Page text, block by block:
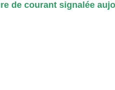
de courant signalée